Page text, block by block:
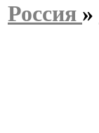
Россия »